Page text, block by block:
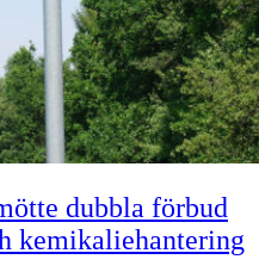
dubbla förbud
kemikaliehantering